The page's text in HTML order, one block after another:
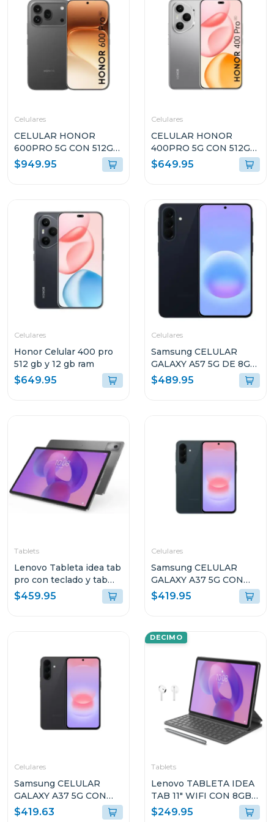
Celulares
CELULAR HONOR
600PRO 5G CON 512GB
DE ALMACENAMIENTO
Y 12GB DE RAM COLOR
$949.95
Celulares
CELULAR HONOR
400PRO 5G CON 512GB
DE ALMACENAMIENTO
Y 12GB DE RAM GRIS
$649.95
Celulares
Honor Celular 400 pro
512 gb y 12 gb ram
$649.95
Celulares
Samsung CELULAR
GALAXY A57 5G DE 8GB
RAM Y 256GB
ALMACENAMIENTO
$489.95
Tablets
Lenovo Tableta idea tab
pro con teclado y tab
pen plus + moto buds
8gb de ram y 256 gb
$459.95
Celulares
Samsung CELULAR
GALAXY A37 5G CON
8GB RAM Y 256GB
ALMACENAMIENTO
$419.95
Celulares
Samsung CELULAR
GALAXY A37 5G CON
8GB RAM Y 256GB
$419.63
DECIMO
Tablets
Lenovo TABLETA IDEA
TAB 11" WIFI CON 8GB
RAM Y 128GB
$249.95